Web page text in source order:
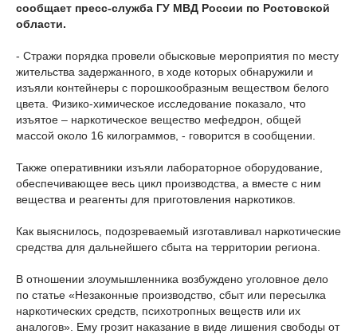
сообщает пресс-служба ГУ МВД России по Ростовской
области.
- Стражи порядка провели обысковые мероприятия по месту
жительства задержанного, в ходе которых обнаружили и
изъяли контейнеры с порошкообразным веществом белого
цвета. Физико-химическое исследование показало, что
изъятое – наркотическое вещество мефедрон, общей
массой около 16 килограммов, - говорится в сообщении.
Также оперативники изъяли лабораторное оборудование,
обеспечивающее весь цикл производства, а вместе с ним
вещества и реагенты для приготовления наркотиков.
Как выяснилось, подозреваемый изготавливал наркотические
средства для дальнейшего сбыта на территории региона.
В отношении злоумышленника возбуждено уголовное дело
по статье «Незаконные производство, сбыт или пересылка
наркотических средств, психотропных веществ или их
аналогов». Ему грозит наказание в виде лишения свободы от